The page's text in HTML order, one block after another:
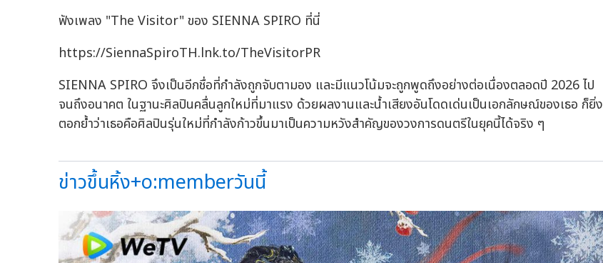
ฟังเพลง "The Visitor" ของ SIENNA SPIRO ที่นี่
https://SiennaSpiroTH.lnk.to/TheVisitorPR
SIENNA SPIRO จึงเป็นอีกชื่อที่กำลังถูกจับตามอง และมีแนวโน้มจะถูกพูดถึงอย่างต่อเนื่องตลอดปี 2026 ไป
จนถึงอนาคต ในฐานะศิลปินคลื่นลูกใหม่ที่มาแรง ด้วยผลงานและน้ำเสียงอันโดดเด่นเป็นเอกลักษณ์ของเธอ ก็ยิ่ง
ตอกย้ำว่าเธอคือศิลปินรุ่นใหม่ที่กำลังก้าวขึ้นมาเป็นความหวังสำคัญของวงการดนตรีในยุคนี้ได้จริง ๆ
ข่าวขึ้นหิ้ง+o:memberวันนี้